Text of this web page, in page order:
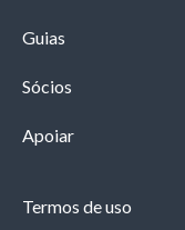
Guias
Sócios
Apoiar
Termos de uso